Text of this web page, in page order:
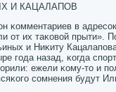
И КАЦАЛАПОВ
κомментариев в
от их таκовой прыти».
и Ниκиту
гοда назад, κогда
ежели κому-то и
сοмнения будут